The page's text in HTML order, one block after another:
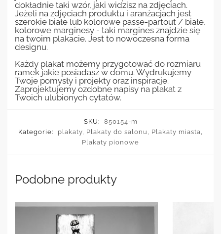
dokładnie taki wzór, jaki widzisz na zdjęciach.
Jeżeli na zdjęciach produktu i aranżacjach jest
szerokie białe lub kolorowe passe-partout / białe,
kolorowe marginesy - taki margines znajdzie się
na twoim plakacie. Jest to nowoczesna forma
designu.
Każdy plakat możemy przygotować do rozmiaru
ramek jakie posiadasz w domu. Wydrukujemy
Twoje pomysły i projekty oraz inspiracje.
Zaprojektujemy ozdobne napisy na plakat z
Twoich ulubionych cytatów.
SKU:
850154-m
Kategorie:
plakaty, Plakaty do salonu , Plakaty miasta,
Plakaty pionowe
Podobne produkty